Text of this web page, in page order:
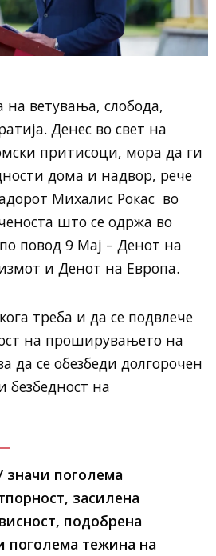
на ветувања, слобода,
Денес во свет на
притисоци, мора да ги
дома и надвор, рече
Михалис Рокас во
што се одржа во
повод 9 Мај – Денот на
и Денот на Европа.
треба и да се подвлече
на проширувањето на
да се обезбеди долгорочен
безбедност на
поголема
засилена
подобрена
поголема тежина на